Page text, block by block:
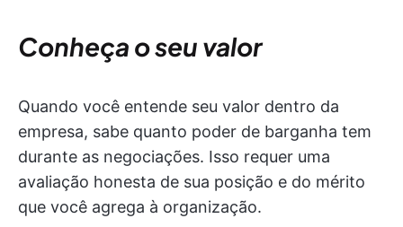
Conheça o seu valor
Quando você entende seu valor dentro da
empresa, sabe quanto poder de barganha tem
durante as negociações. Isso requer uma
avaliação honesta de sua posição e do mérito
que você agrega à organização.